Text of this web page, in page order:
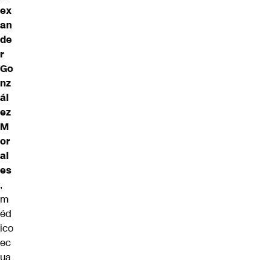
ex
an
de
r
Go
nz
ál
ez
M
or
al
es
,
m
éd
ico
ec
ua